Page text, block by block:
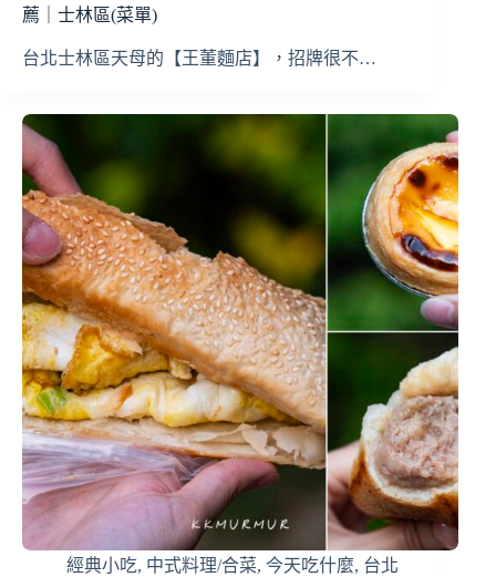
薦｜士林區(菜單)
台北士林區天母的【王董麵店】，招牌很不…
經典小吃, 中式料理/合菜, 今天吃什麼, 台北